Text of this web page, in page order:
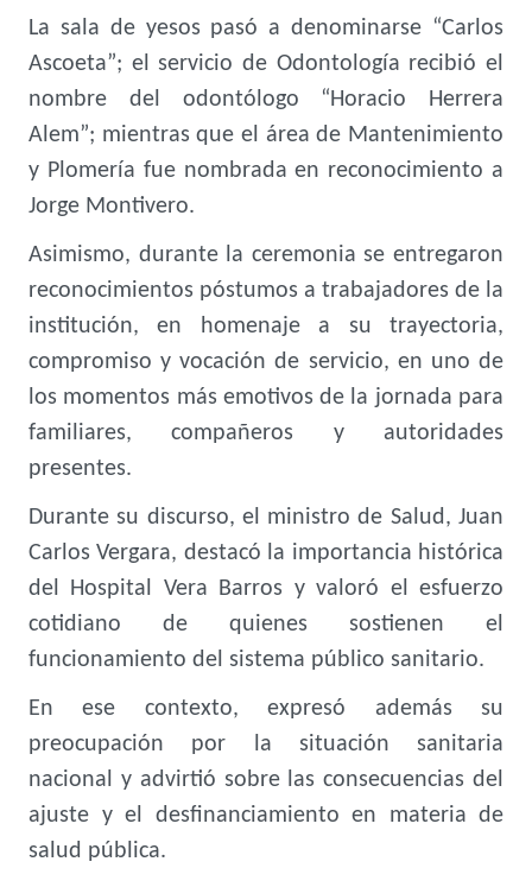
La sala de yesos pasó a denominarse “Carlos
Ascoeta”; el servicio de Odontología recibió el
nombre del odontólogo “Horacio Herrera
Alem”; mientras que el área de Mantenimiento
y Plomería fue nombrada en reconocimiento a
Jorge Montivero.
Asimismo, durante la ceremonia se entregaron
reconocimientos póstumos a trabajadores de la
institución, en homenaje a su trayectoria,
compromiso y vocación de servicio, en uno de
los momentos más emotivos de la jornada para
familiares, compañeros y autoridades
presentes.
Durante su discurso, el ministro de Salud, Juan
Carlos Vergara, destacó la importancia histórica
del Hospital Vera Barros y valoró el esfuerzo
cotidiano de quienes sostienen el
funcionamiento del sistema público sanitario.
En ese contexto, expresó además su
preocupación por la situación sanitaria
nacional y advirtió sobre las consecuencias del
ajuste y el desfinanciamiento en materia de
salud pública.